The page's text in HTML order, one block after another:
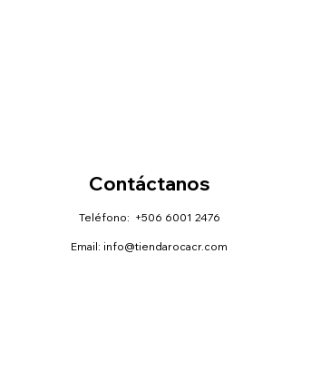
Contáctanos
Teléfono: +506 6001 2476
Email: info@tiendarocacr.com